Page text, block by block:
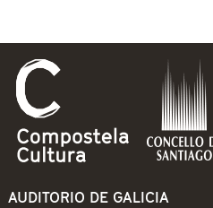
AUDITORIO DE GALICIA